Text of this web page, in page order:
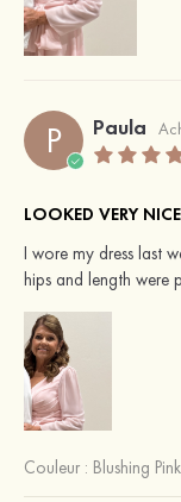
P Paula
LOOKED VERY NICE
I wore my dress last
hips and length were
Couleur : Blushing Pink